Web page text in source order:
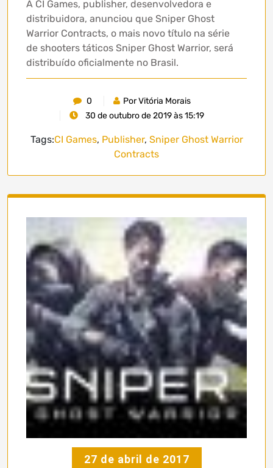
A CI Games, publisher, desenvolvedora e
distribuidora, anunciou que Sniper Ghost
Warrior Contracts, o mais novo título na série
de shooters táticos Sniper Ghost Warrior, será
distribuído oficialmente no Brasil.
0
Por Vitória Morais
30 de outubro de 2019 às 15:19
Tags:CI Games, Publisher, Sniper Ghost Warrior
Contracts
27 de abril de 2017